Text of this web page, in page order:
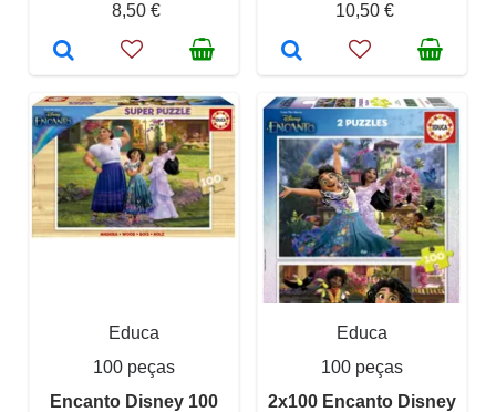
8,50 €
10,50 €
Educa
100 peças
Encanto Disney 100
Educa
100 peças
2x100 Encanto Disney